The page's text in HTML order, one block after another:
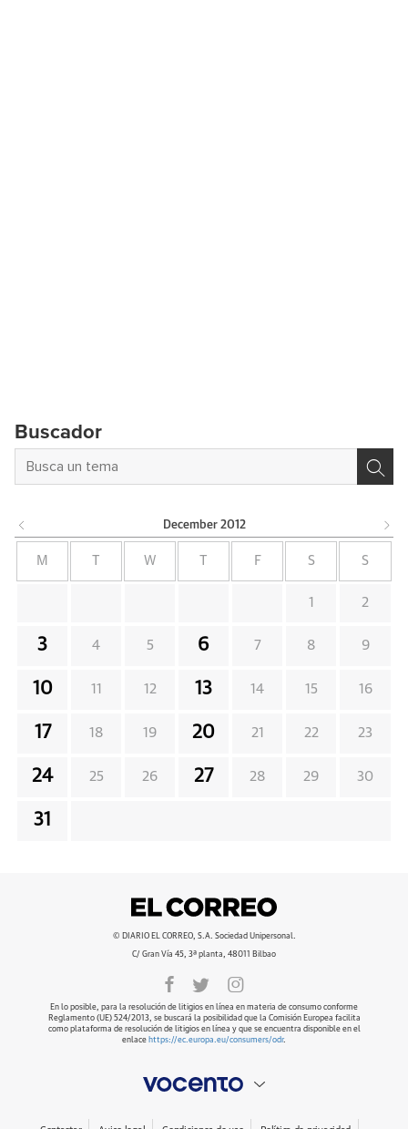
Buscador
December 2012
M W F S S
1 2
3 4 5 6 7 8 9
10 11 12 13 14 15 16
17 18 19 20 21 22 23
24 25 26 27 28 29 30
31
© DIARIO EL CORREO, S.A. Sociedad Unipersonal.
C/ Gran Vía 45, 3ª planta, 48011 Bilbao
En lo posible, para la resolución de litigios en línea en materia de consumo conforme
Reglamento (UE) 524/2013, se buscará la posibilidad que la Comisión Europea facilita
como plataforma de resolución de litigios en línea y que se encuentra disponible en el
enlace https://ec.europa.eu/consumers/odr.